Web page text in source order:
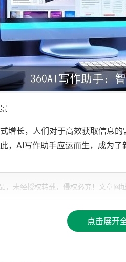
增长，人们对于高效获取信息
，AI写作助手应运而生，成为了
推出的一款智能写作工具，它具
用户输入的关键
，未经授权转载，侵权必究！文章网
点击展开